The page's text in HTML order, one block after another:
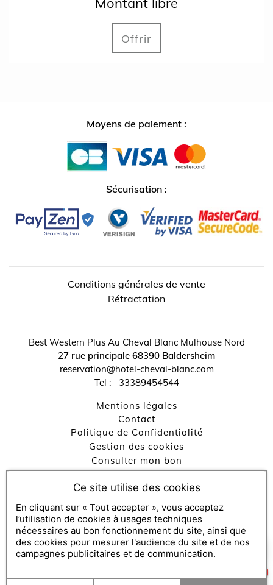
Offrir
Moyens de paiement :
Sécurisation :
Conditions générales de vente
Rétractation
Best Western Plus Au Cheval Blanc Mulhouse Nord
27 rue principale 68390 Baldersheim
reservation@hotel-cheval-blanc.com
Tel : +33389454544
Mentions légales
contact
Politique de Confidentialité
Gestion des cookies
Consulter mon bon
Engagements RSE
Console SecretBox ®, éditeur de la solution de chèques et
coffrets cadeaux
Partenaires médias :SecretBox
Comment puis-je vous aider ?
Ce site utilise des cookies
En cliquant sur « Tout accepter », vous acceptez
l’utilisation de cookies à usages techniques
nécessaires au bon fonctionnement du site, ainsi que
des cookies pour mesurer l'audience du site et de nos
campagnes publicitaires et de communication.